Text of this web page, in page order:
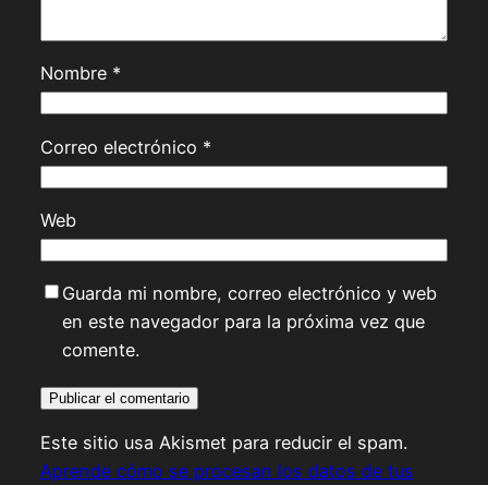
Nombre *
Correo electrónico *
Web
Guarda mi nombre, correo electrónico y web
en este navegador para la próxima vez que
comente.
Este sitio usa Akismet para reducir el spam.
Aprende cómo se procesan los datos de tus